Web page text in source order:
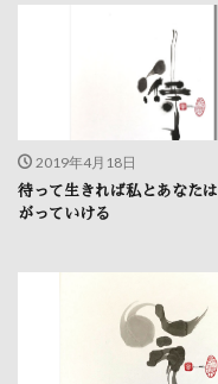
2019年4月18日
待って生きれば私とあなた
がっていける